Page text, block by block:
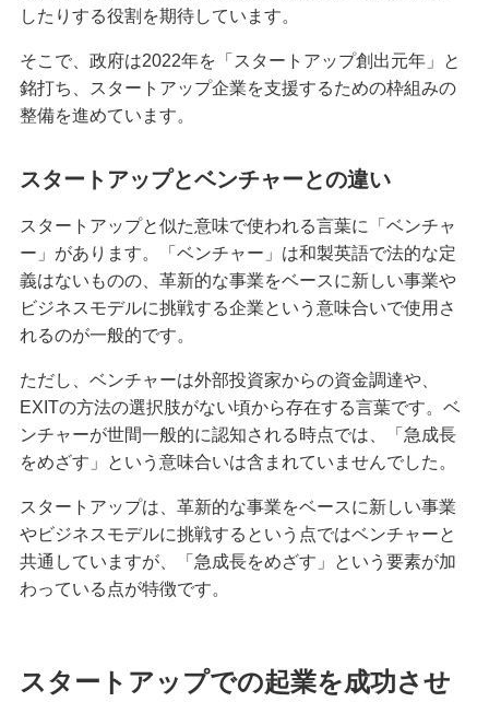
したりする役割を期待しています。
そこで、政府は2022年を「スタートアップ創出元年」と
銘打ち、スタートアップ企業を支援するための枠組みの
整備を進めています。
スタートアップとベンチャーとの違い
スタートアップと似た意味で使われる言葉に「ベンチャ
ー」があります。「ベンチャー」は和製英語で法的な定
義はないものの、革新的な事業をベースに新しい事業や
ビジネスモデルに挑戦する企業という意味合いで使用さ
れるのが一般的です。
ただし、ベンチャーは外部投資家からの資金調達や、
EXITの方法の選択肢がない頃から存在する言葉です。ベ
ンチャーが世間一般的に認知される時点では、「急成長
をめざす」という意味合いは含まれていませんでした。
スタートアップは、革新的な事業をベースに新しい事業
やビジネスモデルに挑戦するという点ではベンチャーと
共通していますが、「急成長をめざす」という要素が加
わっている点が特徴です。
スタートアップでの起業を成功させ